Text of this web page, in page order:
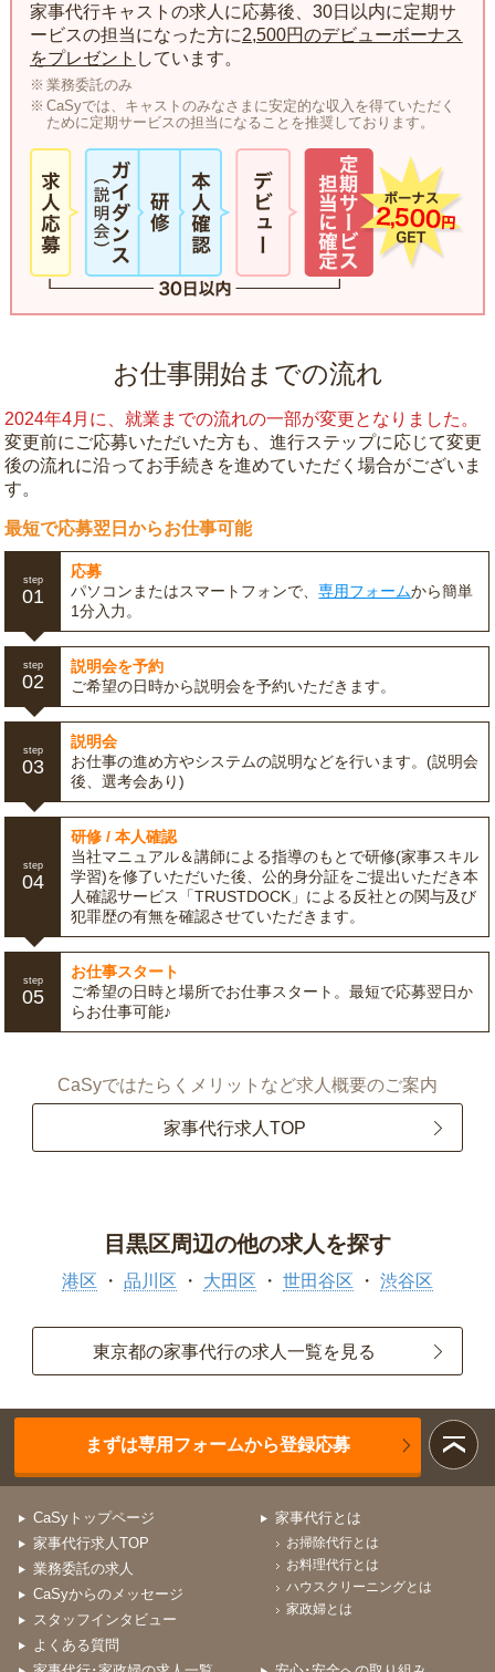
家事代行キャストの求人に応募後、30日以内に定期サ
ービスの担当になった方に2,500円のデビューボーナス
をプレゼント しています。
業務委託のみ
CaSyでは、キャストのみなさまに安定的な収入を得ていただく
ために定期サービスの担当になることを推奨しております。
お仕事開始までの流れ
2024年4月に、就業までの流れの一部が変更となりました。
変更前にご応募いただいた方も、進行ステップに応じて変更
後の流れに沿ってお手続きを進めていただく場合がございま
す。
最短で応募翌日からお仕事可能
step
01
応募
パソコンまたはスマートフォンで、専用フォームから簡単
1分入力。
step
02
説明会を予約
ご希望の日時から説明会を予約いただきます。
step
03
説明会
お仕事の進め方やシステムの説明などを行います。(説明会
後、選考会あり)
step
04
研修 / 本人確認
当社マニュアル＆講師による指導のもとで研修(家事スキル
学習)を修了いただいた後、公的身分証をご提出いただき本
人確認サービス「TRUSTDOCK」による反社との関与及び
犯罪歴の有無を確認させていただきます。
step
05
お仕事スタート
ご希望の日時と場所でお仕事スタート。最短で応募翌日か
らお仕事可能♪
CaSyではたらくメリットなど求人概要のご案内
家事代行求人TOP
目黒区周辺の他の求人を探す
港区 品川区 大田区 世田谷区 渋谷区
東京都の家事代行の求人一覧を見る
まずは専用フォームから登録応募
CaSyトップページ
家事代行求人TOP
業務委託の求人
CaSyからのメッセージ
スタッフインタビュー
よくある質問
家事代行とは
お掃除代行とは
お料理代行とは
ハウスクリーニングとは
家政婦とは